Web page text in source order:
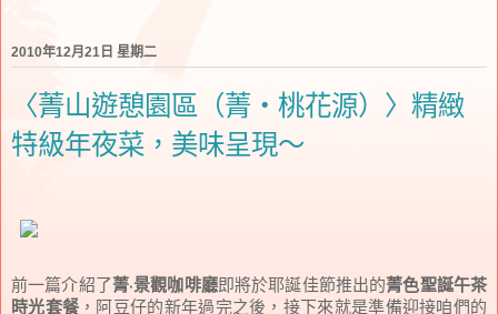
2010年12月21日 星期二
〈菁山遊憩園區（菁‧桃花源）〉精緻
特級年夜菜，美味呈現～
前一篇介紹了菁‧景觀咖啡廳即將於耶誕佳節推出的菁色聖誕午茶
時光套餐 ，阿豆仔的新年過完之後，接下來就是準備迎接咱們的